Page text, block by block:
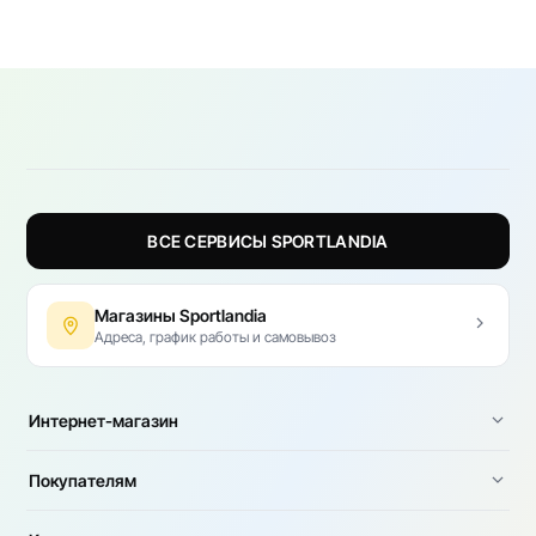
ВСЕ СЕРВИСЫ SPORTLANDIA
Магазины Sportlandia
Адреса, график работы и самовывоз
Интернет-магазин
Покупателям